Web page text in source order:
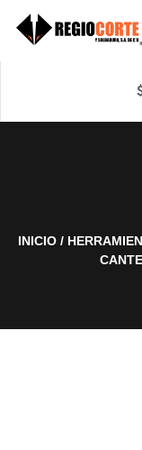
INICIO /